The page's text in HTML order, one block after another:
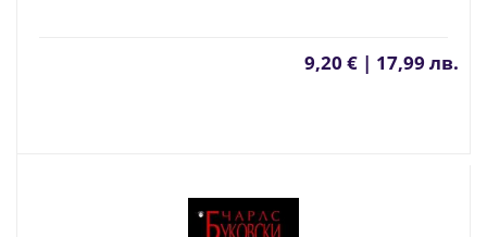
9,20 € | 17,99 лв.